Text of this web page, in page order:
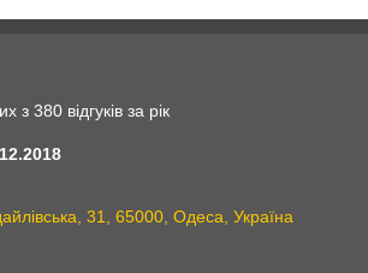
з 380 відгуків за рік
31, 65000, Одеса, Україна